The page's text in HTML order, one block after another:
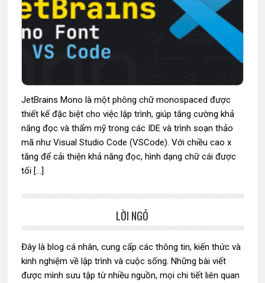
JetBrains Mono là một phông chữ monospaced được
thiết kế đặc biệt cho việc lập trình, giúp tăng cường khả
năng đọc và thẩm mỹ trong các IDE và trình soạn thảo
mã như Visual Studio Code (VSCode). Với chiều cao x
tăng để cải thiện khả năng đọc, hình dạng chữ cái được
tối […]
chính
LỜI NGỎ
Đây là blog cá nhân, cung cấp các thông tin, kiến thức và
kinh nghiệm về lập trình và cuộc sống. Những bài viết
được mình sưu tập từ nhiều nguồn, mọi chi tiết liên quan